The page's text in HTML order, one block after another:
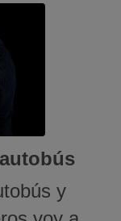
y violado
de
una gota
y